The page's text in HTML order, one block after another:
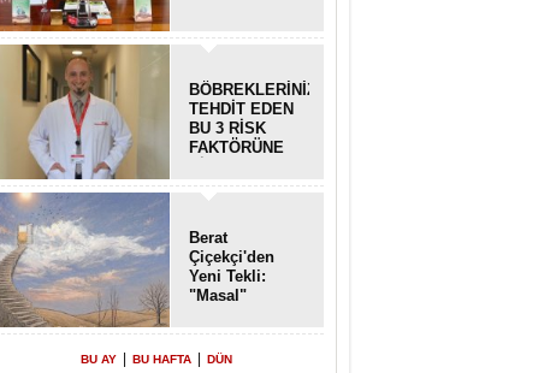
BÖBREKLERİNİZİ
TEHDİT EDEN
BU 3 RİSK
FAKTÖRÜNE
Berat
Çiçekçi'den
Yeni Tekli:
"Masal"
BU AY BU HAFTA DÜN
Hasan Demirci
ALLAH ALLAH! MUHAMMED
SALAH!
Bülent Ertekin
ÇALMAYACAKSINIZ!!!
Dr. Gülçin ITIRLI ASLAN
Zaman mı Akıyor, Yoksa Biz mi
Geçip Gidiyoruz?
Talat Yavuz
EĞİTİM BİR SEN YAPAR